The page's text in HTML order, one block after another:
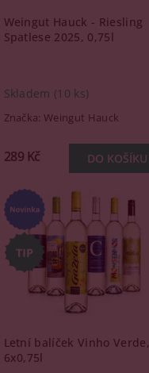
Weingut Hauck - Riesling
Spatlese 2025, 0,75l
Skladem (10 ks)
Značka:Weingut Hauck
289 Kč
Letní balíček Vinho Verde,
6x0,75l